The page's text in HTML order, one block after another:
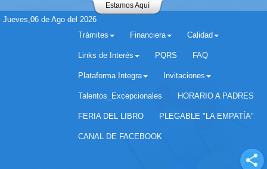
Estamos Aquí
Jueves,06 de Ago del 2026
Trámites
Financiera Calidad
Links de Interés PQRS FAQ
Plataforma Integra Invitaciones
Talentos_Excepcionales HORARIO A PADRES
FERIA DEL LIBRO PLEGABLE "LA EMPATÍA"
CANAL DE FACEBOOK